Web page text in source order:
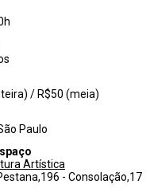
/ R$50 (meia)
Paulo
Artística
- Consolação,17